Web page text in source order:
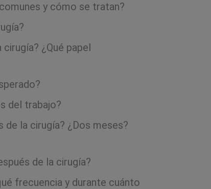
y cómo se tratan?
¿Qué papel
del trabajo?
de la cirugía? ¿Dos meses?
de la cirugía?
frecuencia y durante cuánto